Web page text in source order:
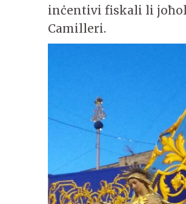
inċentivi fiskali li
Camilleri.